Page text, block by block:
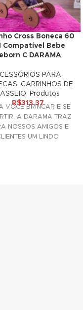
Cross Boneca 60
Compatível Bebe
C DARAMA
PARA
, CARRINHOS DE
, Produtos
R$313.37
VOCÊ BRINCAR E SE
A DARAMA TRAZ
NOSSOS AMIGOS E
UM LINDO